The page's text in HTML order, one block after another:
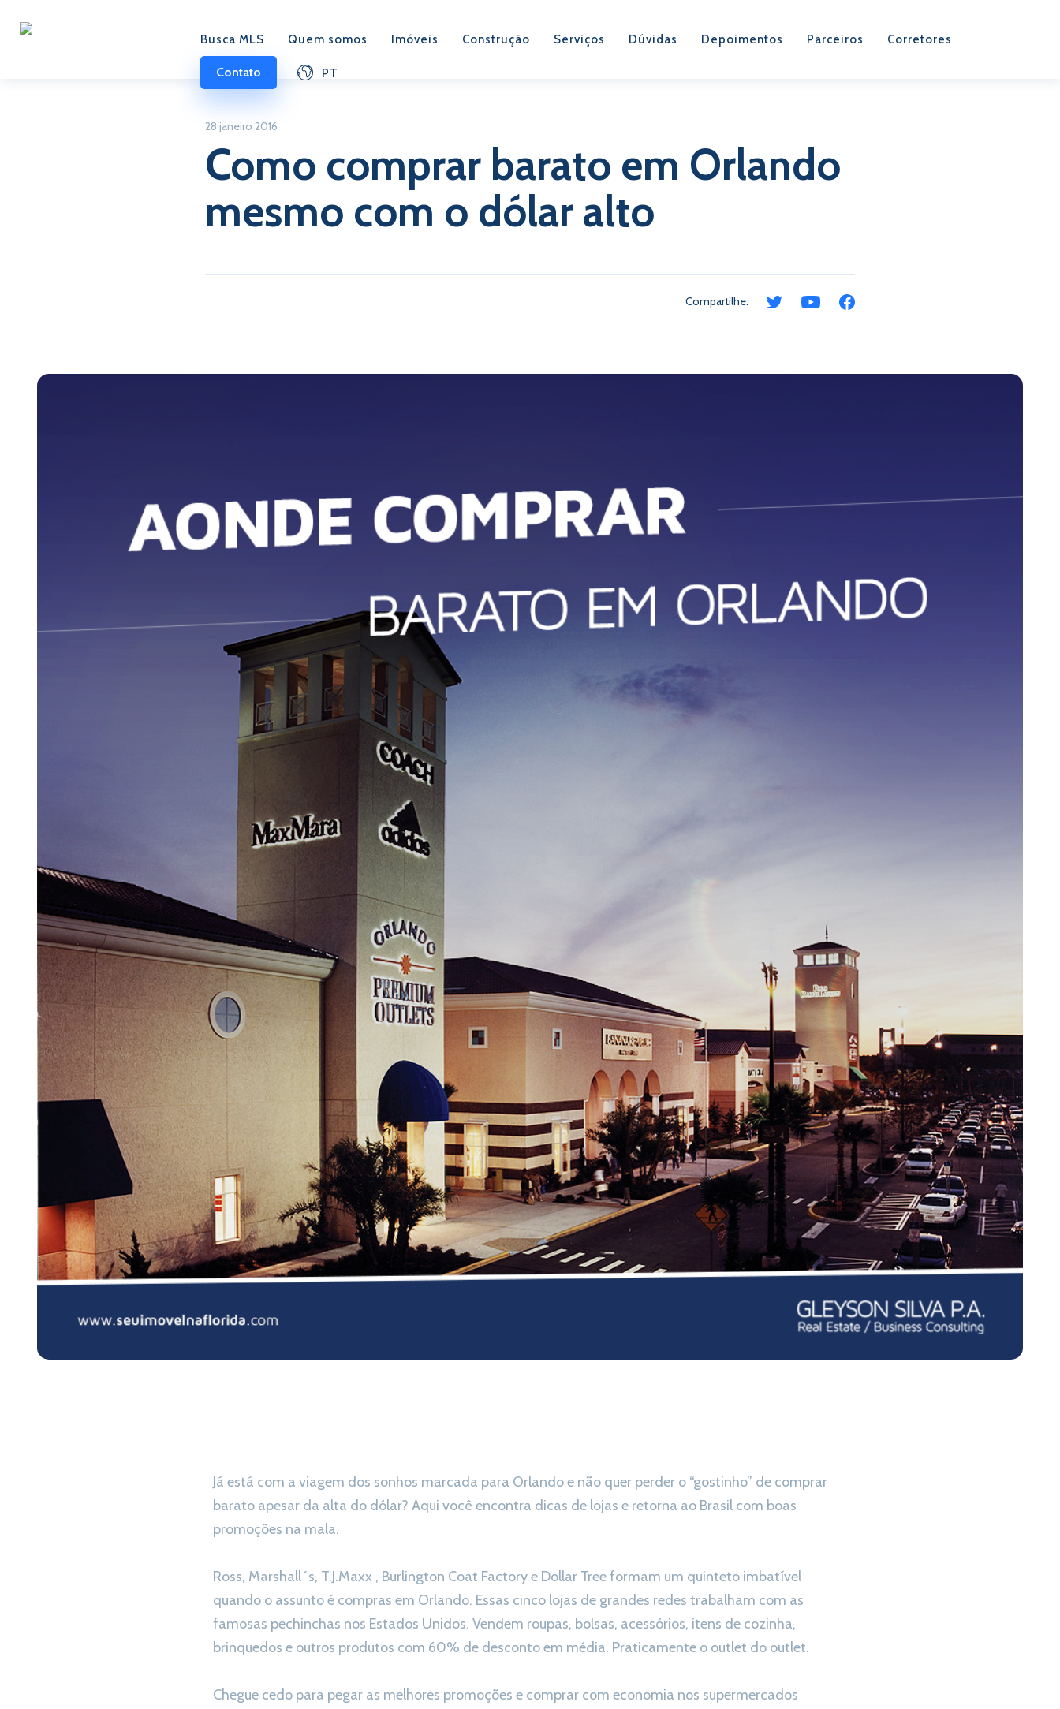
Busca MLS Quem somos Imóveis Construção Serviços Dúvidas Depoimentos Parceiros Corretores
Contato PT
28 janeiro 2016
Como comprar barato em Orlando
mesmo com o dólar alto
Compartilhe:
Já está com a viagem dos sonhos marcada para Orlando e não quer perder o “gostinho” de comprar
barato apesar da alta do dólar? Aqui você encontra dicas de lojas e retorna ao Brasil com boas
promoções na mala.
Ross, Marshall´s, T.J.Maxx , Burlington Coat Factory e Dollar Tree formam um quinteto imbatível
quando o assunto é compras em Orlando. Essas cinco lojas de grandes redes trabalham com as
famosas pechinchas nos Estados Unidos. Vendem roupas, bolsas, acessórios, itens de cozinha,
brinquedos e outros produtos com 60% de desconto em média. Praticamente o outlet do outlet.
Chegue cedo para pegar as melhores promoções e comprar com economia nos supermercados